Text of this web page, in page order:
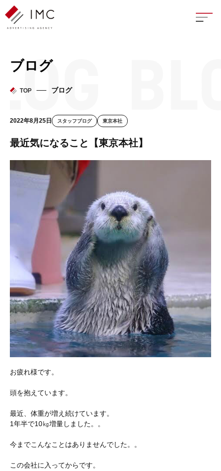
座談
ブログ
TOP ブログ
2022年8月25日 スタッフブログ 東京本社
最近気になること【東京本社】
お疲れ様です。
頭を抱えています。
最近、体重が増え続けています。
1年半で10㎏増量しました。。
今までこんなことはありませんでした。。
この会社に入ってからです。